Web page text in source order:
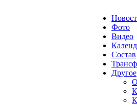
Фото
Видео
Состав
Другое